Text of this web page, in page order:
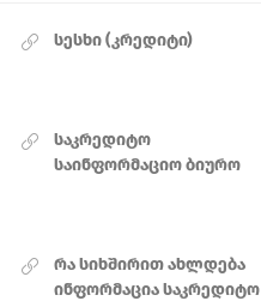
სესხი (კრედიტი)
საკრედიტო
საინფორმაციო ბიურო
რა სიხშირით ახლდება
ინფორმაცია საკრედიტო